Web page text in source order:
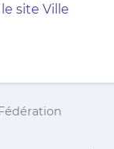
site Ville